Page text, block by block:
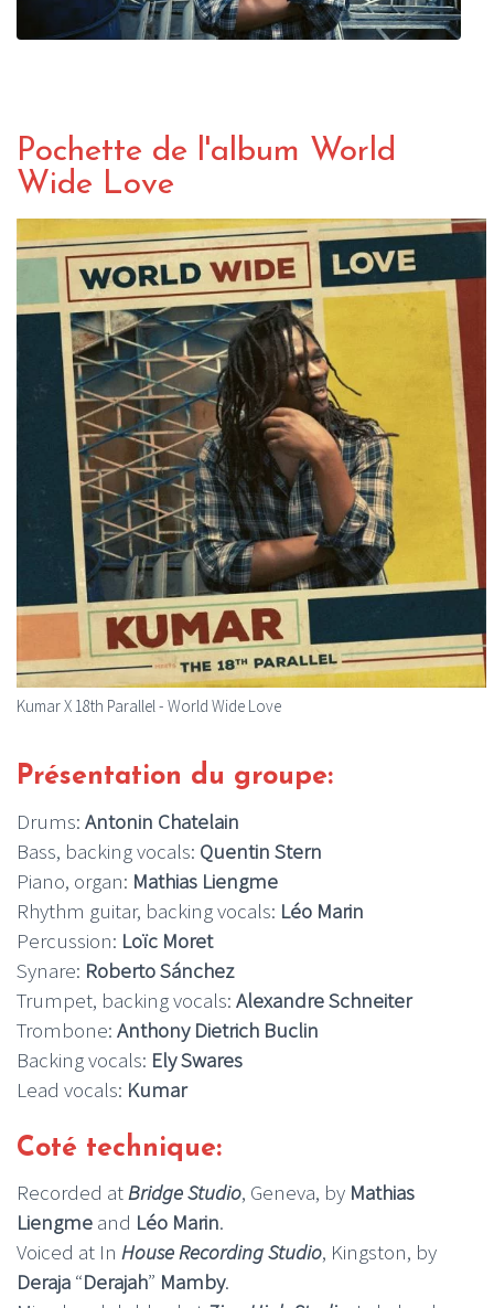
Pochette de l'album World
Wide Love
Kumar X 18th Parallel - World Wide Love
Présentation du groupe:
Drums: Antonin Chatelain
Bass, backing vocals: Quentin Stern
Piano, organ: Mathias Liengme
Rhythm guitar, backing vocals: Léo Marin
Percussion: Loïc Moret
Synare: Roberto Sánchez
Trumpet, backing vocals: Alexandre Schneiter
Trombone: Anthony Dietrich Buclin
Backing vocals: Ely Swares
Lead vocals: Kumar
Coté technique:
Recorded at Bridge Studio, Geneva, by Mathias
Liengme and Léo Marin.
Voiced at In House Recording Studio, Kingston, by
Deraja “Derajah” Mamby.